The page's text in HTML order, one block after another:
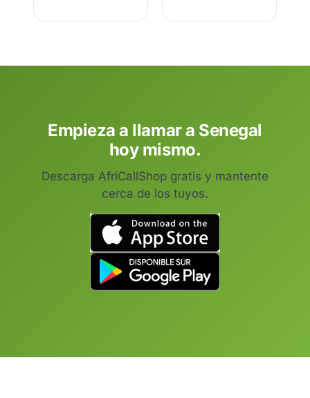
Empieza a llamar a Senegal
hoy mismo.
Descarga AfriCallShop gratis y mantente
cerca de los tuyos.